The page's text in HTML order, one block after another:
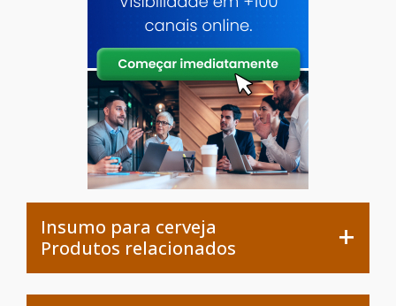
Insumo para cerveja
Produtos relacionados